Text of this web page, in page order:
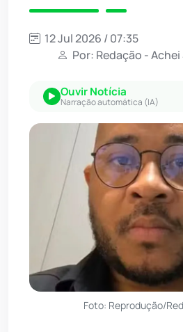
12 Jul 2026 / 07:35
Por: Redação -
Ouvir Notícia
Narração automática (IA)
Foto: Reprodução/